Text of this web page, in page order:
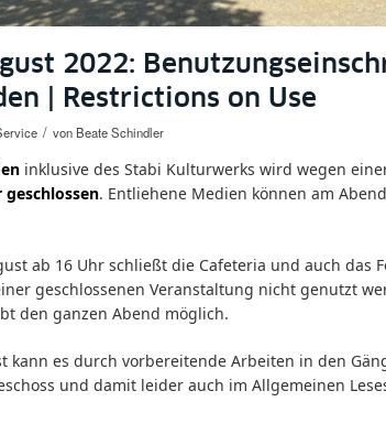
2022:
| Restrictions on Use
/ von Beate Schindler
inklusive des Stabi Kulturwerks wird wegen
. Entliehene Medien können am
ab 16 Uhr schließt die Cafeteria und auch das
geschlossenen Veranstaltung nicht genutzt
den ganzen Abend möglich.
kann es durch vorbereitende Arbeiten in den
und damit leider auch im Allgemeinen